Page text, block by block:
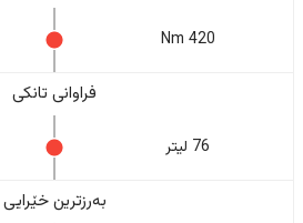
420 Nm
فراوانی تانکی
76 لیتر
بەرزترین خێرایی